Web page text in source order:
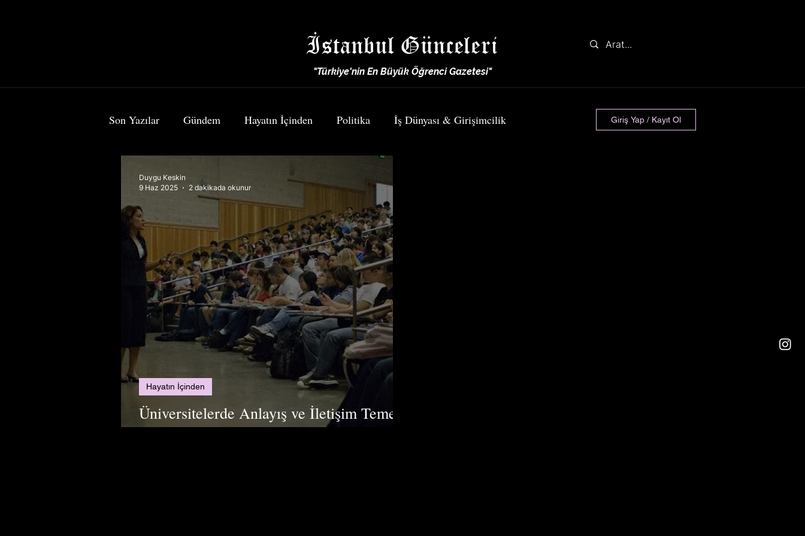
İstanbul Günceleri
"Türkiye'nin En Büyük Öğrenci Gazetesi"
Son Yazılar Gündem Hayatın İçinden Politika İş Dünyası & Girişimcilik Giriş Yap / Kayıt Ol
Üniversitelerde Anlayış ve İletişim Temelli
Bir Eğitim Kültürü
Hayatın İçinden
Duygu Keskin
9 Haz 2025
2 dakikada okunur